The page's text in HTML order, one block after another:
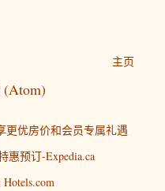
主页
更优房价和会员专属礼遇
惠预订-Expedia.ca
Hotels.com